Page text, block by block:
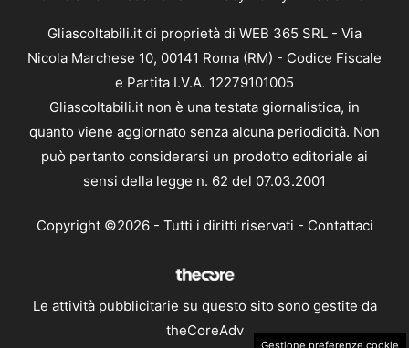
Gliascoltabili.it di proprietà di WEB 365 SRL - Via
Nicola Marchese 10, 00141 Roma (RM) - Codice Fiscale
e Partita I.V.A. 12279101005
Gliascoltabili.it non è una testata giornalistica, in
quanto viene aggiornato senza alcuna periodicità. Non
può pertanto considerarsi un prodotto editoriale ai
sensi della legge n. 62 del 07.03.2001
Copyright ©2026 - Tutti i diritti riservati - Contattaci
Le attività pubblicitarie su questo sito sono gestite da
theCoreAdv
Gestione preferenze cookie